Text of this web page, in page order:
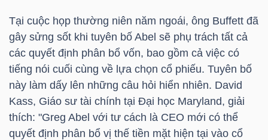
Tại cuộc họp thường niên năm ngoái, ông Buffett đã
gây sửng sốt khi tuyên bố Abel sẽ phụ trách tất cả
các quyết định phân bổ vốn, bao gồm cả việc có
tiếng nói cuối cùng về lựa chọn cổ phiếu. Tuyên bố
này làm dấy lên những câu hỏi hiển nhiên. David
Kass, Giáo sư tài chính tại Đại học Maryland, giải
thích: "Greg Abel với tư cách là CEO mới có thể
quyết định phân bổ vị thế tiền mặt hiện tại vào cổ
NGÀNH
DOANH
NGHIỆP